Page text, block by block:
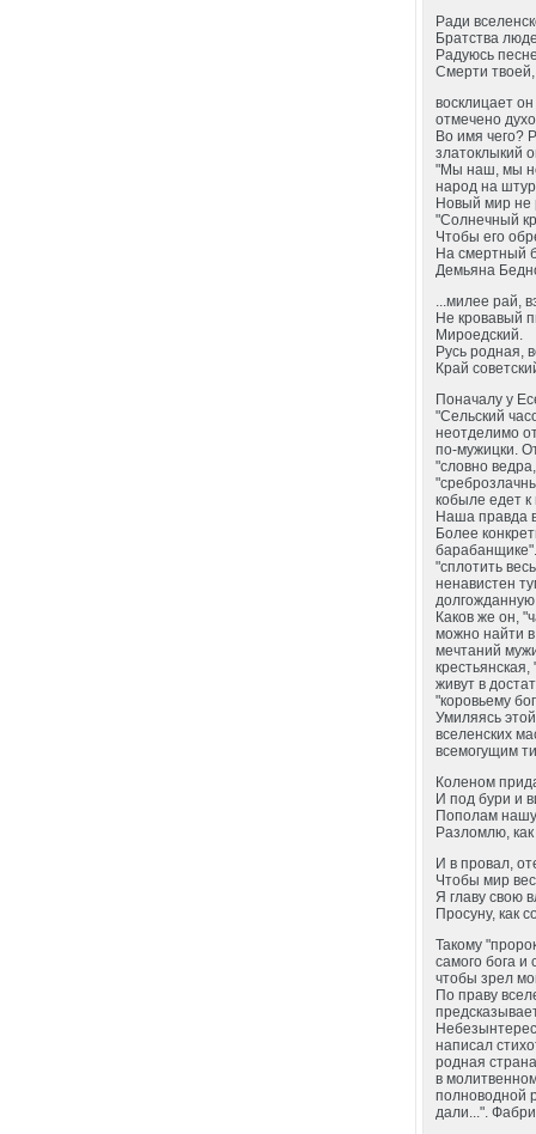
Ради
Братства
Радуюсь
Смерти
восклицает
отмечено
Во имя чего?
златоклыкий
"Мы наш, мы
народ на
Новый мир не
"Солнечный
Чтобы его
На смертный
Демьяна
...милее рай,
Не кровавый
Мироедский.
Русь родная,
Край
Поначалу у
"Сельский
неотделимо
по-мужицки.
"словно
кобыле едет
Наша правда
Более
"сплотить
ненавистен
Каков же он,
можно найти
мечтаний
живут в
"коровьему
Умиляясь
вселенских
всемогущим
Коленом
И под бури и
Пополам
Разломлю,
И в провал,
Чтобы мир
Я главу свою
Просуну, как
Такому
самого бога и
чтобы зрел
По праву
написал
родная
в
полноводной
дали...".